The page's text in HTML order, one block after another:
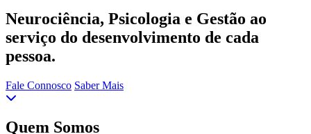
Neurociência, Psicologia e Gestão ao
serviço do desenvolvimento de cada
pessoa.
Fale Connosco Saber Mais
Quem Somos